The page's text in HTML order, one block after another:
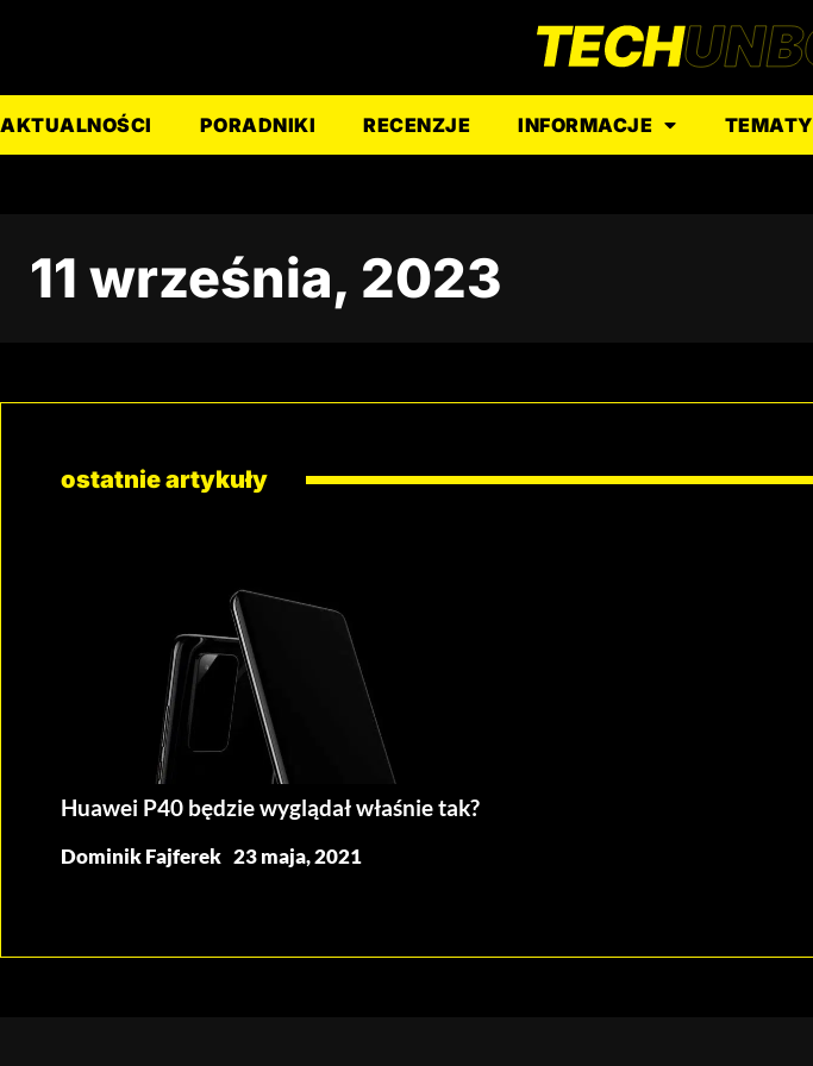
AKTUALNOŚCI PORADNIKI RECENZJE INFORMACJE TEMATY
11 września, 2023
ostatnie artykuły
Huawei P40 będzie wyglądał właśnie tak?
Dominik Fajferek 23 maja, 2021